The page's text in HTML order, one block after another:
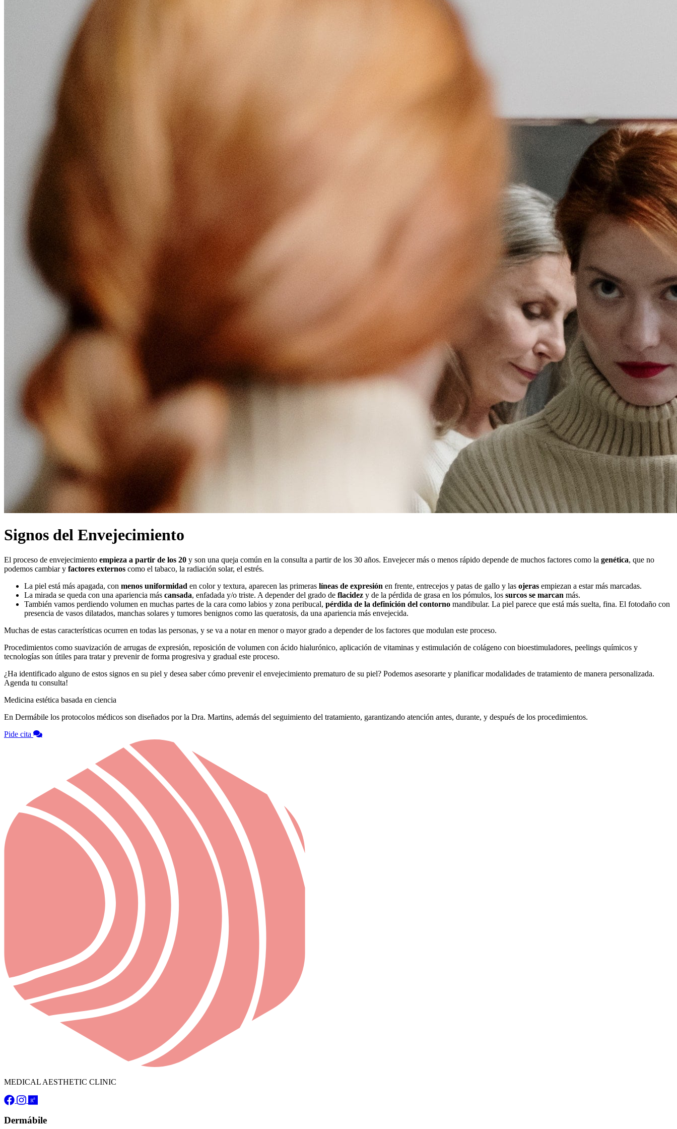
Signos del Envejecimiento
El proceso de envejecimiento empieza a partir de los 20 y son una queja común en la consulta a partir de los 30 años. Envejecer más o menos rápido depende de muchos factores como la genética, que no
podemos cambiar y factores externos como el tabaco, la radiación solar, el estrés.
La piel está más apagada, con menos uniformidad en color y textura, aparecen las primeras líneas de expresión en frente, entrecejos y patas de gallo y las ojeras empiezan a estar más marcadas.
La mirada se queda con una apariencia más cansada, enfadada y/o triste. A depender del grado de flacidez y de la pérdida de grasa en los pómulos, los surcos se marcan más.
También vamos perdiendo volumen en muchas partes de la cara como labios y zona peribucal, pérdida de la definición del contorno mandibular. La piel parece que está más suelta, fina. El fotodaño con
presencia de vasos dilatados, manchas solares y tumores benignos como las queratosis, da una apariencia más envejecida.
Muchas de estas características ocurren en todas las personas, y se va a notar en menor o mayor grado a depender de los factores que modulan este proceso.
Procedimientos como suavización de arrugas de expresión, reposición de volumen con ácido hialurónico, aplicación de vitaminas y estimulación de colágeno con bioestimuladores, peelings químicos y
tecnologías son útiles para tratar y prevenir de forma progresiva y gradual este proceso.
¿Ha identificado alguno de estos signos en su piel y desea saber cómo prevenir el envejecimiento prematuro de su piel? Podemos asesorarte y planificar modalidades de tratamiento de manera personalizada.
Agenda tu consulta!
Medicina estética basada en ciencia
En Dermábile los protocolos médicos son diseñados por la Dra. Martins, además del seguimiento del tratamiento, garantizando atención antes, durante, y después de los procedimientos.
Pide cita
MEDICAL AESTHETIC CLINIC
Dermábile